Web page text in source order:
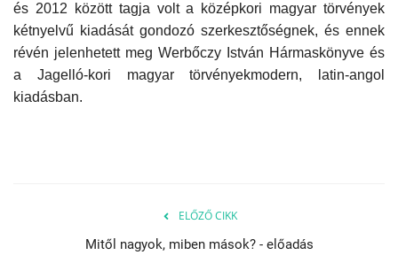
és 2012 között tagja volt a középkori magyar törvények
kétnyelvű kiadását gondozó szerkesztőségnek, és ennek
révén jelenhetett meg Werbőczy István Hármaskönyve és
a Jagelló-kori magyar törvényekmodern, latin-angol
kiadásban.
ELŐZŐ CIKK
Mitől nagyok, miben mások? - előadás